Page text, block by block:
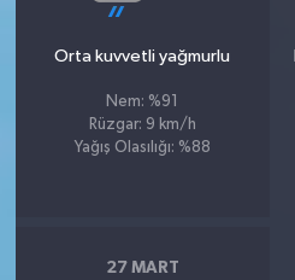
Orta kuvvetli yağmurlu
Nem: %91
Rüzgar: 9 km/h
Yağış Olasılığı: %88
27 MART